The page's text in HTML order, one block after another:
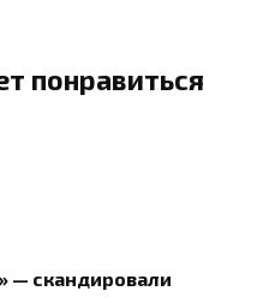
понравиться
— скандировали